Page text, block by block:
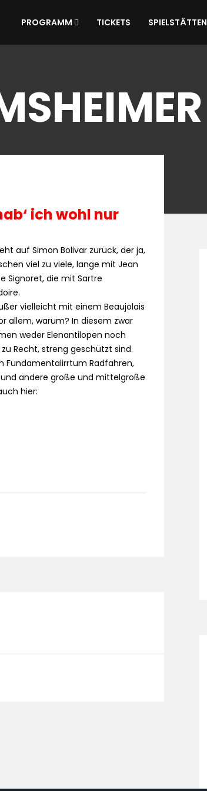
PROGRAMM TICKETS SPIELSTÄTTEN
ich wohl nur
auf Simon Bolivar zurück, der ja,
viel zu viele, lange mit Jean
Signoret, die mit Sartre
vielleicht mit einem Beaujolais
allem, warum? In diesem zwar
weder Elenantilopen noch
Recht, streng geschützt sind.
Fundamentalirrtum Radfahren,
andere große und mittelgroße
hier: